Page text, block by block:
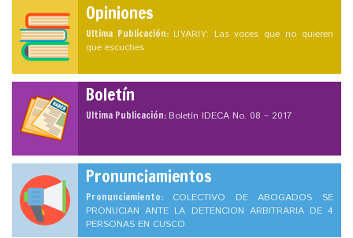
Opiniones
Ultima Publicación: UYARIY: Las voces que no quieren
que escuches
Boletín
Ultima Publicación:Boletín IDECA No. 08 – 2017
Pronunciamientos
Pronunciamiento: COLECTIVO DE ABOGADOS SE
PRONUCIAN ANTE LA DETENCION ARBITRARIA DE 4
PERSONAS EN CUSCO